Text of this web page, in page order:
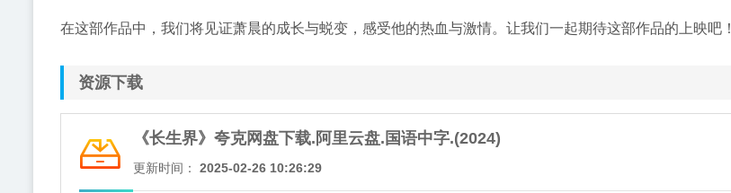
在这部作品中，我们将见证萧晨的成长与蜕变，感受他的热血与激情。让我们一起期待这部作品的上映吧！
资源下载
《长生界》夸克网盘下载.阿里云盘.国语中字.(2024)
更新时间： 2025-02-26 10:26:29